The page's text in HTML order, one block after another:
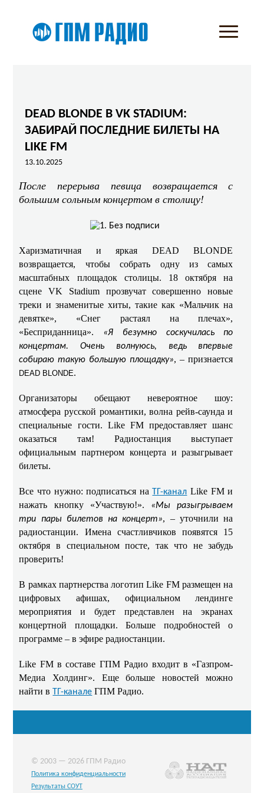
DEAD BLONDE В VK STADIUM:
ЗАБИРАЙ ПОСЛЕДНИЕ БИЛЕТЫ НА
LIKE FM
13.10.2025
После перерыва певица возвращается с
большим сольным концертом в столицу!
Харизматичная и яркая DEAD BLONDE
возвращается, чтобы собрать одну из самых
масштабных площадок столицы. 18 октября на
сцене VK Stadium прозвучат совершенно новые
треки и знаменитые хиты, такие как «Мальчик на
девятке», «Снег растаял на плечах»,
«Бесприданница». «Я безумно соскучилась по
концертам. Очень волнуюсь, ведь впервые
собираю такую большую площадку», – признается
DEAD BLONDE.
Организаторы обещают невероятное шоу:
атмосфера русской романтики, волна рейв-саунда и
специальные гости. Like FM предоставляет шанс
оказаться там! Радиостанция выступает
официальным партнером концерта и разыгрывает
билеты.
Все что нужно: подписаться наТГ-канал Like FM и
нажать кнопку «Участвую!». «Мы разыгрываем
три пары билетов на концерт», – уточнили на
радиостанции. Имена счастливчиков появятся 15
октября в специальном посте, так что не забудь
проверить!
В рамках партнерства логотип Like FM размещен на
цифровых афишах, официальном лендинге
мероприятия и будет представлен на экранах
концертной площадки. Больше подробностей о
программе – в эфире радиостанции.
Like FM в составе ГПМ Радио входит в «Газпром-
Медиа Холдинг». Еще больше новостей можно
найти вТГ-канале ГПМ Радио.
© 2003 — 2026 ГПМ Радио
Политика конфиденциальности
Результаты СОУТ